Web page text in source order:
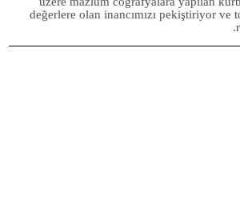
değerlere olan inancımızı pekiştiriyor ve